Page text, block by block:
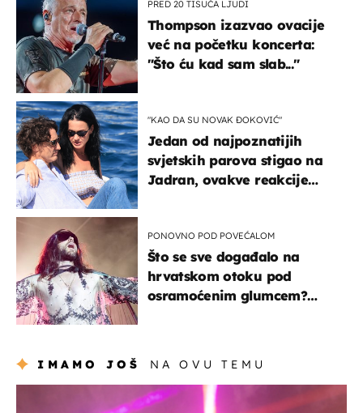
PRED 20 TISUĆA LJUDI
Thompson izazvao ovacije
već na početku koncerta:
"Što ću kad sam slab..."
"KAO DA SU NOVAK ĐOKOVIĆ"
Jedan od najpoznatijih
svjetskih parova stigao na
Jadran, ovakve reakcije
PONOVNO POD POVEĆALOM
Što se sve događalo na
hrvatskom otoku pod
osramoćenim glumcem?
IMAMO JOŠ NA OVU TEMU